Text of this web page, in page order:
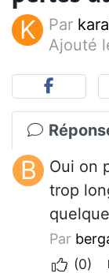
K Par
Ajouté
B
Oui on
trop
Par
(0)